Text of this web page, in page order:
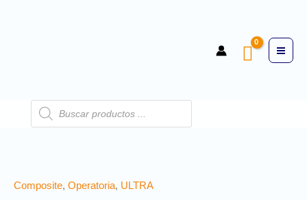
Composite, Operatoria, ULTRA